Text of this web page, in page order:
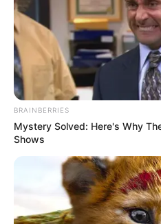
ดูดวง ดูดวงตามราศี ราศี เซ็ก
ABOUT
เจ้าหมอดู
BRAINBERRIES
Mystery Solved: Here's Why
Shows